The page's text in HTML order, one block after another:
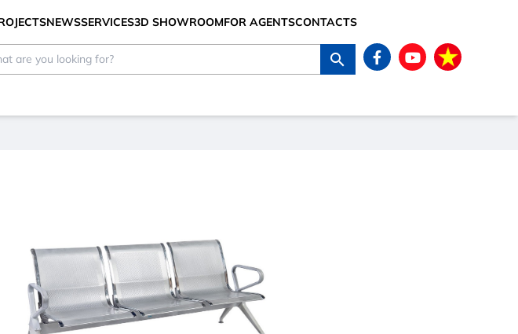
NEWSSERVICES3D SHOWROOMFOR AGENTSCONTACTS